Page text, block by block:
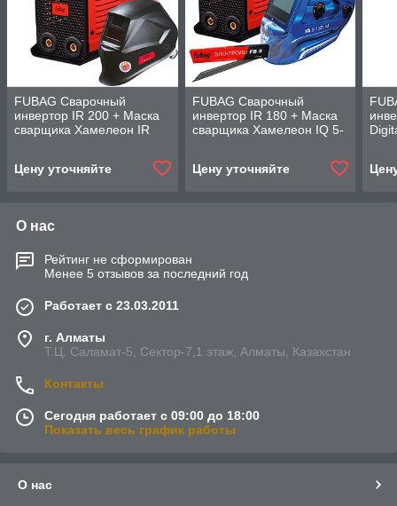
FUBAG Сварочный
инвертор IR 200 + Маска
сварщика Хамелеон IR
Цену уточняйте
FUBAG Сварочный
инвертор IR 180 + Маска
сварщика Хамелеон IQ 5-
сварочный с рутиловым
Цену уточняйте
О нас
Рейтинг не сформирован
Менее 5 отзывов за последний год
Работает с 23.03.2011
г. Алматы
Т.Ц. Саламат-5, Cектор-7,1 этаж, Алматы, Казахстан
Контакты
Сегодня работает с 09:00 до 18:00
Показать весь график работы
О нас